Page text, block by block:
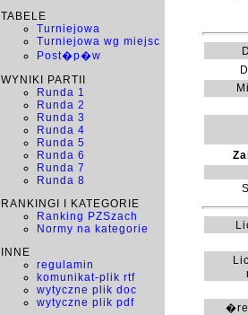
TABELE
Turniejowa
Turniejowa wg miejsc
Post�p�w
WYNIKI PARTII
Runda 1
Runda 2
Runda 3
Runda 4
Runda 5
Runda 6
Runda 7
Runda 8
RANKINGI I KATEGORIE
Ranking PZSzach
Normy na kategorie
INNE
regulamin
komunikat-plik rtf
wytyczne plik doc
wytyczne plik pdf